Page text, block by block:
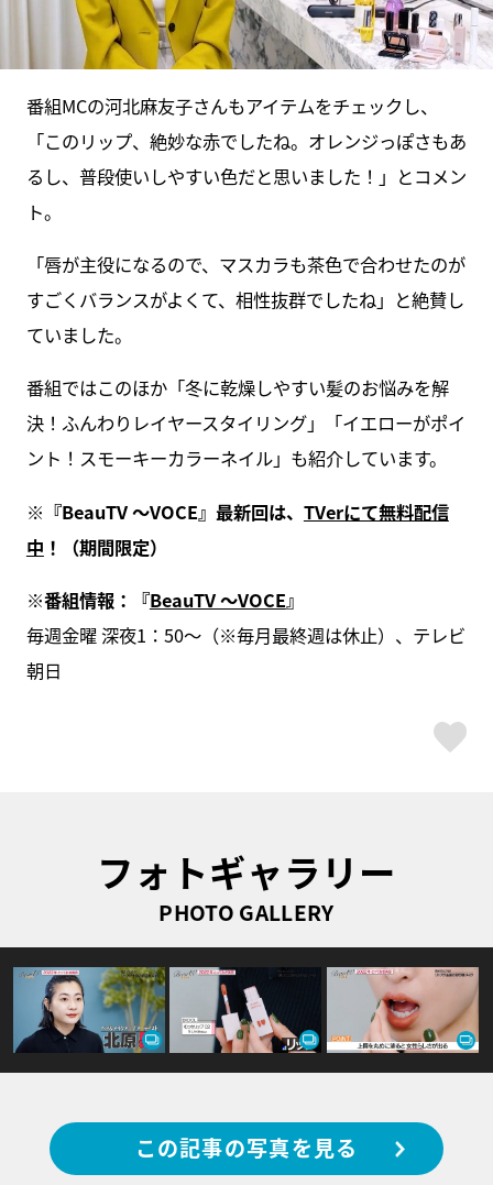
番組MCの河北麻友子さんもアイテムをチェックし、
「このリップ、絶妙な赤でしたね。オレンジっぽさもあ
るし、普段使いしやすい色だと思いました！」とコメン
ト。
「唇が主役になるので、マスカラも茶色で合わせたのが
すごくバランスがよくて、相性抜群でしたね」と絶賛し
ていました。
番組ではこのほか「冬に乾燥しやすい髪のお悩みを解
決！ふんわりレイヤースタイリング」「イエローがポイ
ント！スモーキーカラーネイル」も紹介しています。
※『BeauTV ～VOCE』最新回は、 TVerにて無料配信
中 ！（期間限定）
※番組情報：『BeauTV ～VOCE』
毎週金曜 深夜1：50～（※毎月最終週は休止）、テレビ
朝日
フォトギャラリー
PHOTO GALLERY
この記事の写真を見る